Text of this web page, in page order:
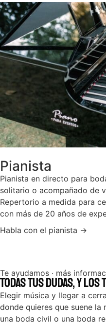
Pianista
Pianista en directo para
solitario o acompañado de
Repertorio a medida para
con más de 20 años de
Habla con el pianista →
Te ayudamos · más
Todas tus dudas, y
Elegir música y llegar a
donde quieres que suene la
una boda civil o una boda